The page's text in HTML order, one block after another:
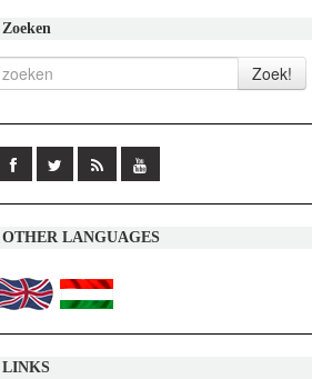
Zoeken
OTHER LANGUAGES
LINKS